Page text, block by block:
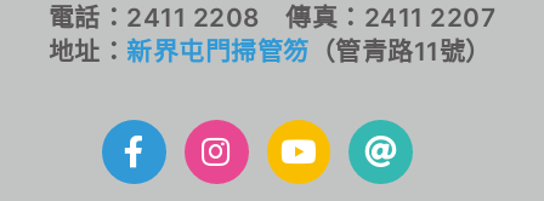
電話：2411 2208 傳真：2411 2207
地址： 新界屯門掃管笏 （管青路11號）